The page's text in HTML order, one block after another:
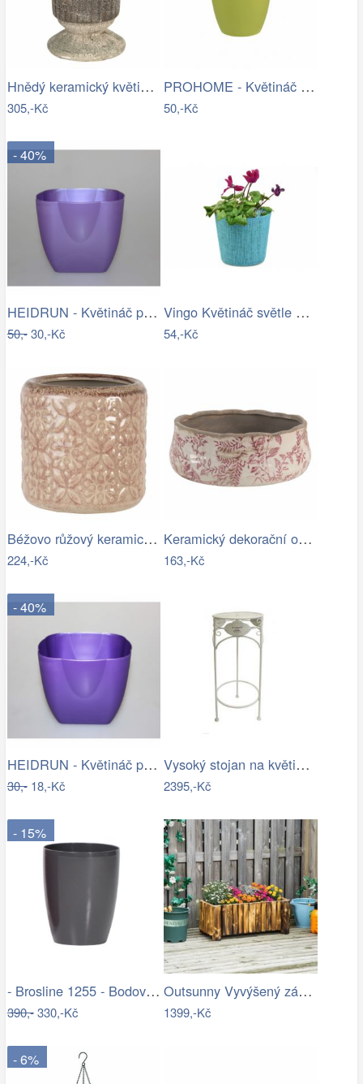
Hnědý keramický květináč s patinou v…
305,-Kč
PROHOME - Květináč dekorační ELLA 15cm…
50,-Kč
- 40%
HEIDRUN - Květináč plast 16x16cm různé…
50,-30,-Kč
Vingo Květináč světle modrý s…
54,-Kč
Béžovo růžový keramický květináč se…
224,-Kč
Keramický dekorační obal na květináč s…
163,-Kč
- 40%
HEIDRUN - Květináč plast 13x13cm různé…
30,-18,-Kč
Vysoký stojan na květiny provence - SD
2395,-Kč
- 15%
- Brosline 1255 - Bodové svítidlo POINT…
390,-330,-Kč
Outsunny Vyvýšený záhon z jedlového…
1399,-Kč
- 6%